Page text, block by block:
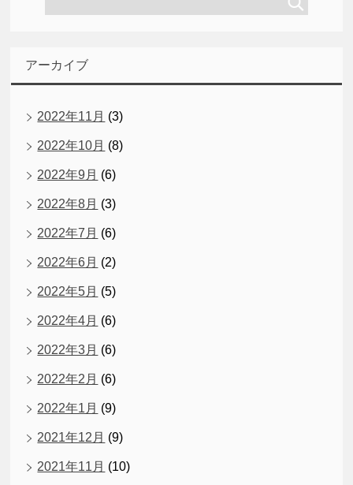
アーカイブ
2022年11月 (3)
2022年10月 (8)
2022年9月 (6)
2022年8月 (3)
2022年7月 (6)
2022年6月 (2)
2022年5月 (5)
2022年4月 (6)
2022年3月 (6)
2022年2月 (6)
2022年1月 (9)
2021年12月 (9)
2021年11月 (10)